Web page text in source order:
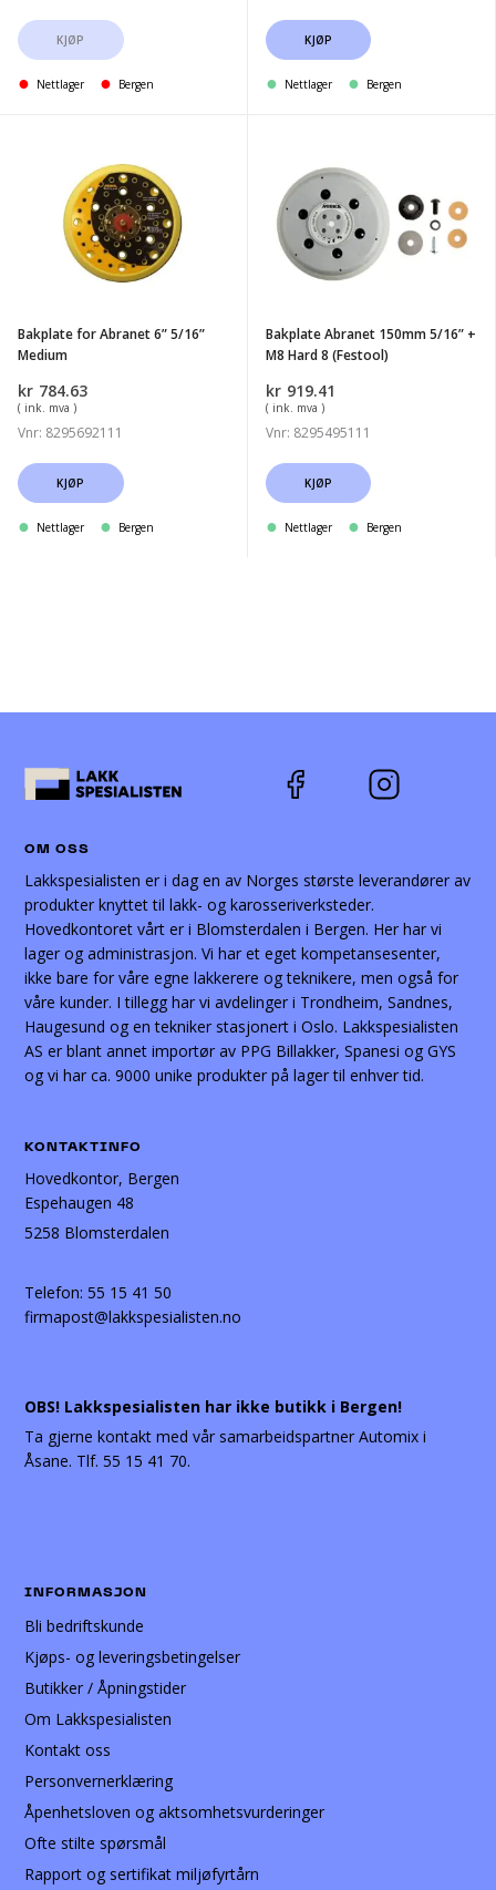
KJØP
Nettlager Bergen
rifl
KJØP
Nettlager Bergen
Abranet
Bakplate for Abranet 6” 5/16”
Medium
kr 784.63
( ink. mva )
Vnr: 8295692111
KJØP
Nettlager Bergen
Abranet
150mm
5/16''
8
Bakplate Abranet 150mm 5/16” +
M8 Hard 8 (Festool)
kr 919.41
( ink. mva )
Vnr: 8295495111
KJØP
Nettlager Bergen
OM OSS
Lakkspesialisten er i dag en av Norges største leverandører av
produkter knyttet til lakk- og karosseriverksteder.
Hovedkontoret vårt er i Blomsterdalen i Bergen. Her har vi
lager og administrasjon. Vi har et eget kompetansesenter,
ikke bare for våre egne lakkerere og teknikere, men også for
våre kunder. I tillegg har vi avdelinger i Trondheim, Sandnes,
Haugesund og en tekniker stasjonert i Oslo. Lakkspesialisten
AS er blant annet importør av PPG Billakker, Spanesi og GYS
og vi har ca. 9000 unike produkter på lager til enhver tid.
KONTAKTINFO
Hovedkontor, Bergen
Espehaugen 48
5258 Blomsterdalen
Telefon:55 15 41 50
firmapost@lakkspesialisten.no
OBS! Lakkspesialisten har ikke butikk i Bergen!
Ta gjerne kontakt med vår samarbeidspartner Automix i
Åsane. Tlf. 55 15 41 70.
INFORMASJON
Bli bedriftskunde
Kjøps- og leveringsbetingelser
Butikker / Åpningstider
Om Lakkspesialisten
Kontakt oss
Personvernerklæring
Åpenhetsloven og aktsomhetsvurderinger
Ofte stilte spørsmål
Rapport og sertifikat miljøfyrtårn